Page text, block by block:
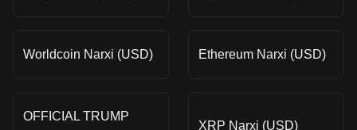
Worldcoin Narxi (USD) Ethereum Narxi (USD)
OFFICIAL TRUMP
XRP Narxi (USD)